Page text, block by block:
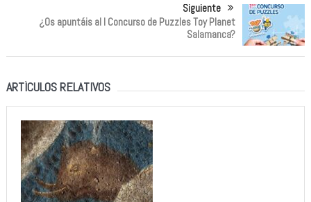
Siguiente
¿Os apuntáis al I Concurso de Puzzles Toy Planet
Salamanca?
ARTÍCULOS RELATIVOS